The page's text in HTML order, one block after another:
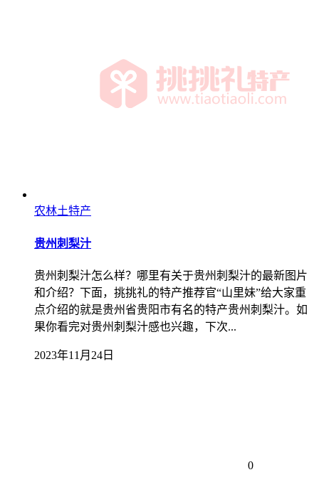
农林土特产
贵州刺梨汁
贵州刺梨汁怎么样？哪里有关于贵州刺梨汁的最新图片
和介绍？下面，挑挑礼的特产推荐官“山里妹”给大家重
点介绍的就是贵州省贵阳市有名的特产贵州刺梨汁。如
果你看完对贵州刺梨汁感也兴趣，下次...
2023年11月24日
0